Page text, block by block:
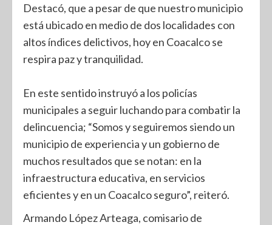
Destacó, que a pesar de que nuestro municipio
está ubicado en medio de dos localidades con
altos índices delictivos, hoy en Coacalco se
respira paz y tranquilidad.
En este sentido instruyó a los policías
municipales a seguir luchando para combatir la
delincuencia; “Somos y seguiremos siendo un
municipio de experiencia y un gobierno de
muchos resultados que se notan: en la
infraestructura educativa, en servicios
eficientes y en un Coacalco seguro”, reiteró.
Armando López Arteaga, comisario de